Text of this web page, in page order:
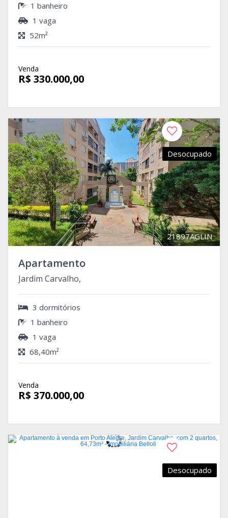
1 banheiro
1 vaga
52m²
Venda
R$ 330.000,00
Desocupado
21897AGLIN
Apartamento
Jardim Carvalho,
3 dormitórios
1 banheiro
1 vaga
68,40m²
Venda
R$ 370.000,00
Desocupado